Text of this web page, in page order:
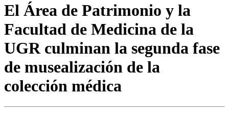
El Área de Patrimonio y la
Facultad de Medicina de la
UGR culminan la segunda fase
de musealización de la
colección médica